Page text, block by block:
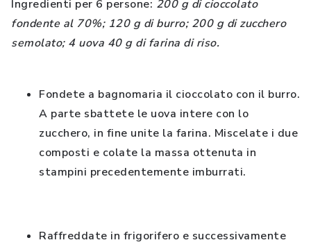
Ingredienti per 6 persone: 200 g di cioccolato
fondente al 70%; 120 g di burro; 200 g di zucchero
semolato; 4 uova 40 g di farina di riso.
Fondete a bagnomaria il cioccolato con il burro.
A parte sbattete le uova intere con lo
zucchero, in fine unite la farina. Miscelate i due
composti e colate la massa ottenuta in
stampini precedentemente imburrati.
Raffreddate in frigorifero e successivamente